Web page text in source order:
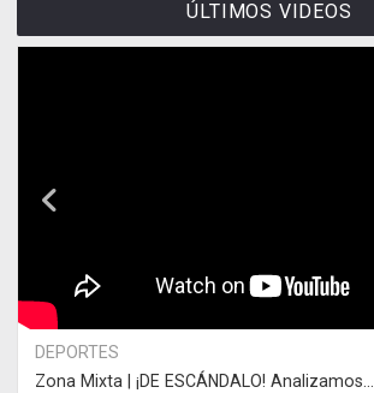
ÚLTIMOS VIDEOS
DEPORTES
Zona Mixta | ¡DE ESCÁNDALO! Analizamos...